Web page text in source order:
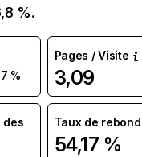
%.
%
Pages / Visite
3,09
des
Taux de rebond
54,17 %